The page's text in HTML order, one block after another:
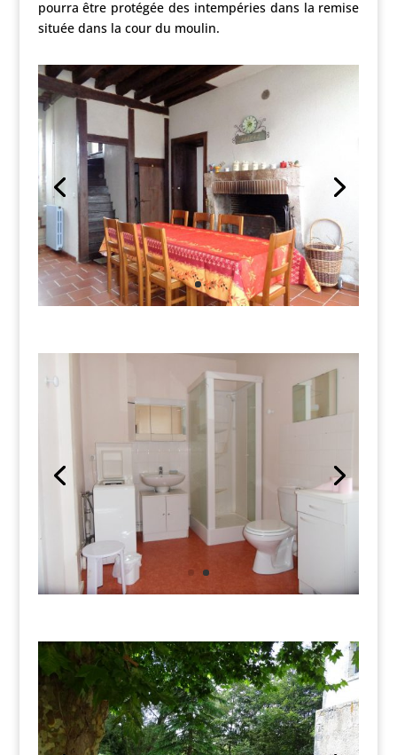
pourra être protégée des intempéries dans la remise
située dans la cour du moulin.